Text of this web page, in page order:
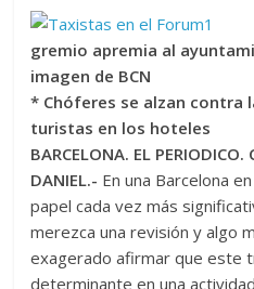
gremio apremia al
imagen de BCN
* Chóferes se alzan contra
turistas en los hoteles
BARCELONA. EL PERIODICO.
DANIEL.- En una Barcelona
papel cada vez más
merezca una revisión y algo
exagerado afirmar que este
determinante en una